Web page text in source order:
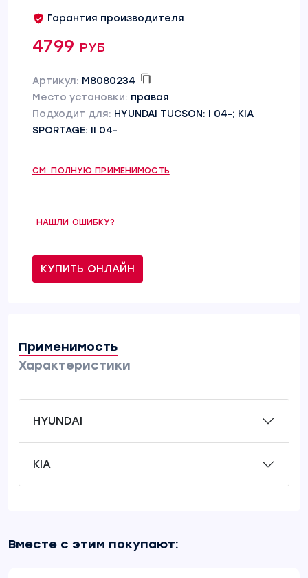
Гарантия производителя
4799 руб
Артикул: M8080234
Место установки: правая
Подходит для: HYUNDAI TUCSON: I 04-; KIA
SPORTAGE: II 04-
СМ. ПОЛНУЮ ПРИМЕНИМОСТЬ
НАШЛИ ОШИБКУ?
КУПИТЬ ОНЛАЙН
Применимость
Характеристики
HYUNDAI
KIA
Вместе с этим покупают: